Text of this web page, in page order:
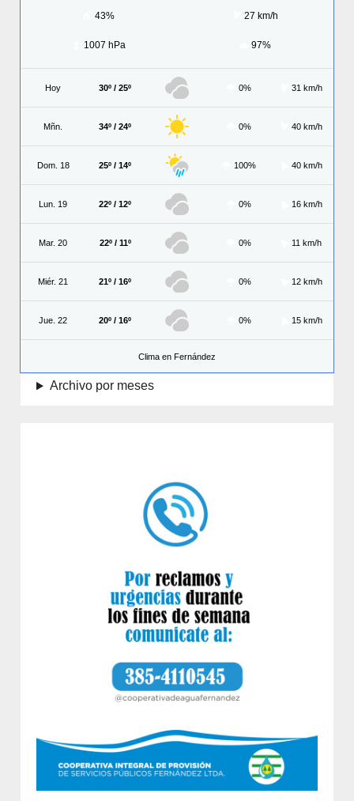
43% 27 km/h
1007 hPa 97%
Hoy 30º / 25º 0% 31 km/h
Mñn. 34º / 24º 0% 40 km/h
Dom. 18 25º / 14º 100% 40 km/h
Lun. 19 22º / 12º 0% 16 km/h
Mar. 20 22º / 11º 0% 11 km/h
Miér. 21 21º / 16º 0% 12 km/h
Jue. 22 20º / 16º 0% 15 km/h
Clima en Fernández
Archivo por meses